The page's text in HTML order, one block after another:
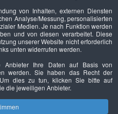
diesem Datum
diesem Datum
diesem Datum
von Inhalten, externen Diensten
Analyse/Messung, personalisierten
Medien. Je nach Funktion werden
und von diesen verarbeitet. Diese
unserer Website nicht erforderlich
unten widerrufen werden.
Anbieter Ihre Daten auf Basis von
werden. Sie haben das Recht der
dies zu tun, klicken Sie bitte auf
die jeweiligen Anbieter.